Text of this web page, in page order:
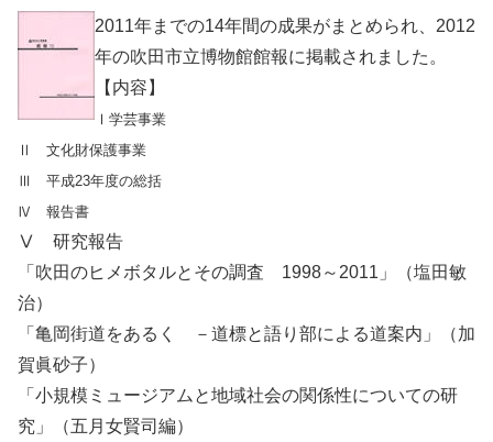
2011年までの14年間の成果がまとめられ、2012
年の吹田市立博物館館報に掲載されました。
【内容】
Ⅰ学芸事業
Ⅱ 文化財保護事業
Ⅲ 平成23年度の総括
Ⅳ 報告書
Ⅴ 研究報告
「吹田のヒメボタルとその調査 1998～2011」（塩田敏
治）
「亀岡街道をあるく －道標と語り部による道案内」（加
賀眞砂子）
「小規模ミュージアムと地域社会の関係性についての研
究」（五月女賢司編）